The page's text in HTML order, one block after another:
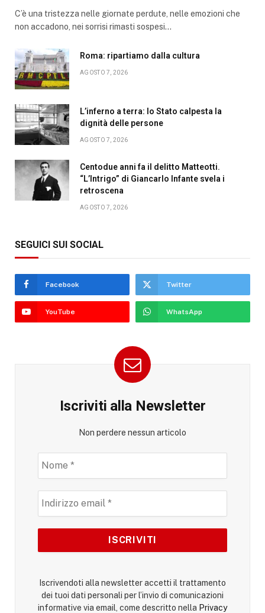
C’è una tristezza nelle giornate perdute, nelle emozioni che
non accadono, nei sorrisi rimasti sospesi…
Roma: ripartiamo dalla cultura
AGOSTO 7, 2026
L’inferno a terra: lo Stato calpesta la
dignità delle persone
AGOSTO 7, 2026
Centodue anni fa il delitto Matteotti.
“L’Intrigo” di Giancarlo Infante svela i
retroscena
AGOSTO 7, 2026
SEGUICI SUI SOCIAL
Facebook Twitter
YouTube WhatsApp
Iscriviti alla Newsletter
Non perdere nessun articolo
Iscrivendoti alla newsletter accetti il trattamento
dei tuoi dati personali per l’invio di comunicazioni
informative via email, come descritto nella Privacy